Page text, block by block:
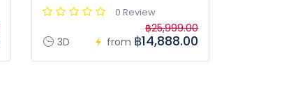
0 Review
3D from
฿25,999.00
฿14,888.00